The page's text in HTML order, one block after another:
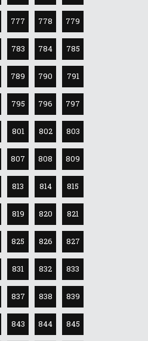
777 778 779
783 784 785
789 790 791
795 796 797
801 802 803
807 808 809
813 814 815
819 820 821
825 826 827
831 832 833
837 838 839
843 844 845